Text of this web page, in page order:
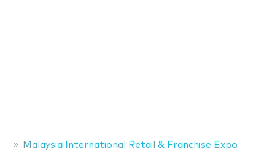
Malaysia International Retail & Franchise Expo